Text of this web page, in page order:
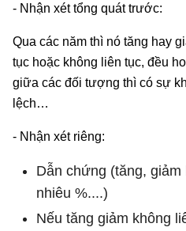
- Nhận xét tổng quát trước:
Qua các năm thì nó tăng hay
tục hoặc không liên tục, đều
giữa các đối tượng thì có sự
lệch…
- Nhận xét riêng:
Dẫn chứng (tăng,
nhiêu %....)
Nếu tăng giảm không